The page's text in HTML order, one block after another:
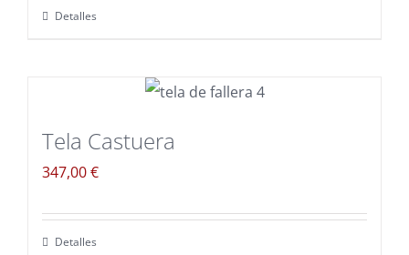
Detalles
Tela Castuera
347,00€
Detalles